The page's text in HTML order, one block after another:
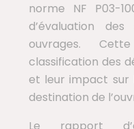
norme NF P03-
d’évaluation
ouvrages.
classification des
et leur impact sur
destination de